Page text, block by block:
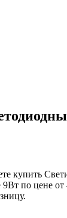
купить
по цене от